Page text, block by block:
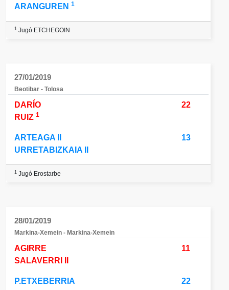
ARANGUREN 1
1 Jugó ETCHEGOIN
27/01/2019
Beotibar - Tolosa
DARÍO
RUIZ 1
22
ARTEAGA II
URRETABIZKAIA II
13
1 Jugó Erostarbe
28/01/2019
Markina-Xemein - Markina-Xemein
AGIRRE
SALAVERRI II
11
P.ETXEBERRIA
22